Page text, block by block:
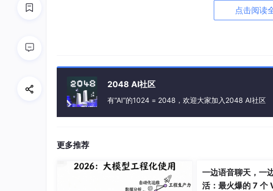
= 0.5为例： y16=0.5*29+(1-0.5)*28.1=28.55（
点击阅读
2048 AI社区
有“AI”的1024 = 2048，欢迎大家加入2048 AI社区
更多推荐
一边语音聊天，一
活：最火爆的 7